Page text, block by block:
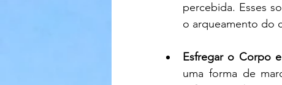
percebida. Esses
o arqueamento do
Esfregar o Corpo
uma forma de